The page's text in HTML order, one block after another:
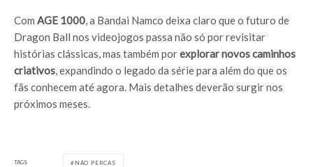
Com AGE 1000, a Bandai Namco deixa claro que o futuro de
Dragon Ball nos videojogos passa não só por revisitar
histórias clássicas, mas também porexplorar novos caminhos
criativos, expandindo o legado da série para além do que os
fãs conhecem até agora. Mais detalhes deverão surgir nos
próximos meses.
TAGS NÃO PERCAS